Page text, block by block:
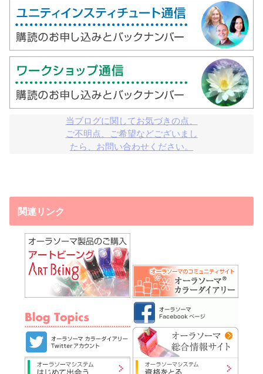
当ブログに関してお気づきの点、
ご不明点、ご希望などございまし
たら、お問い合わせください。
関連リンク